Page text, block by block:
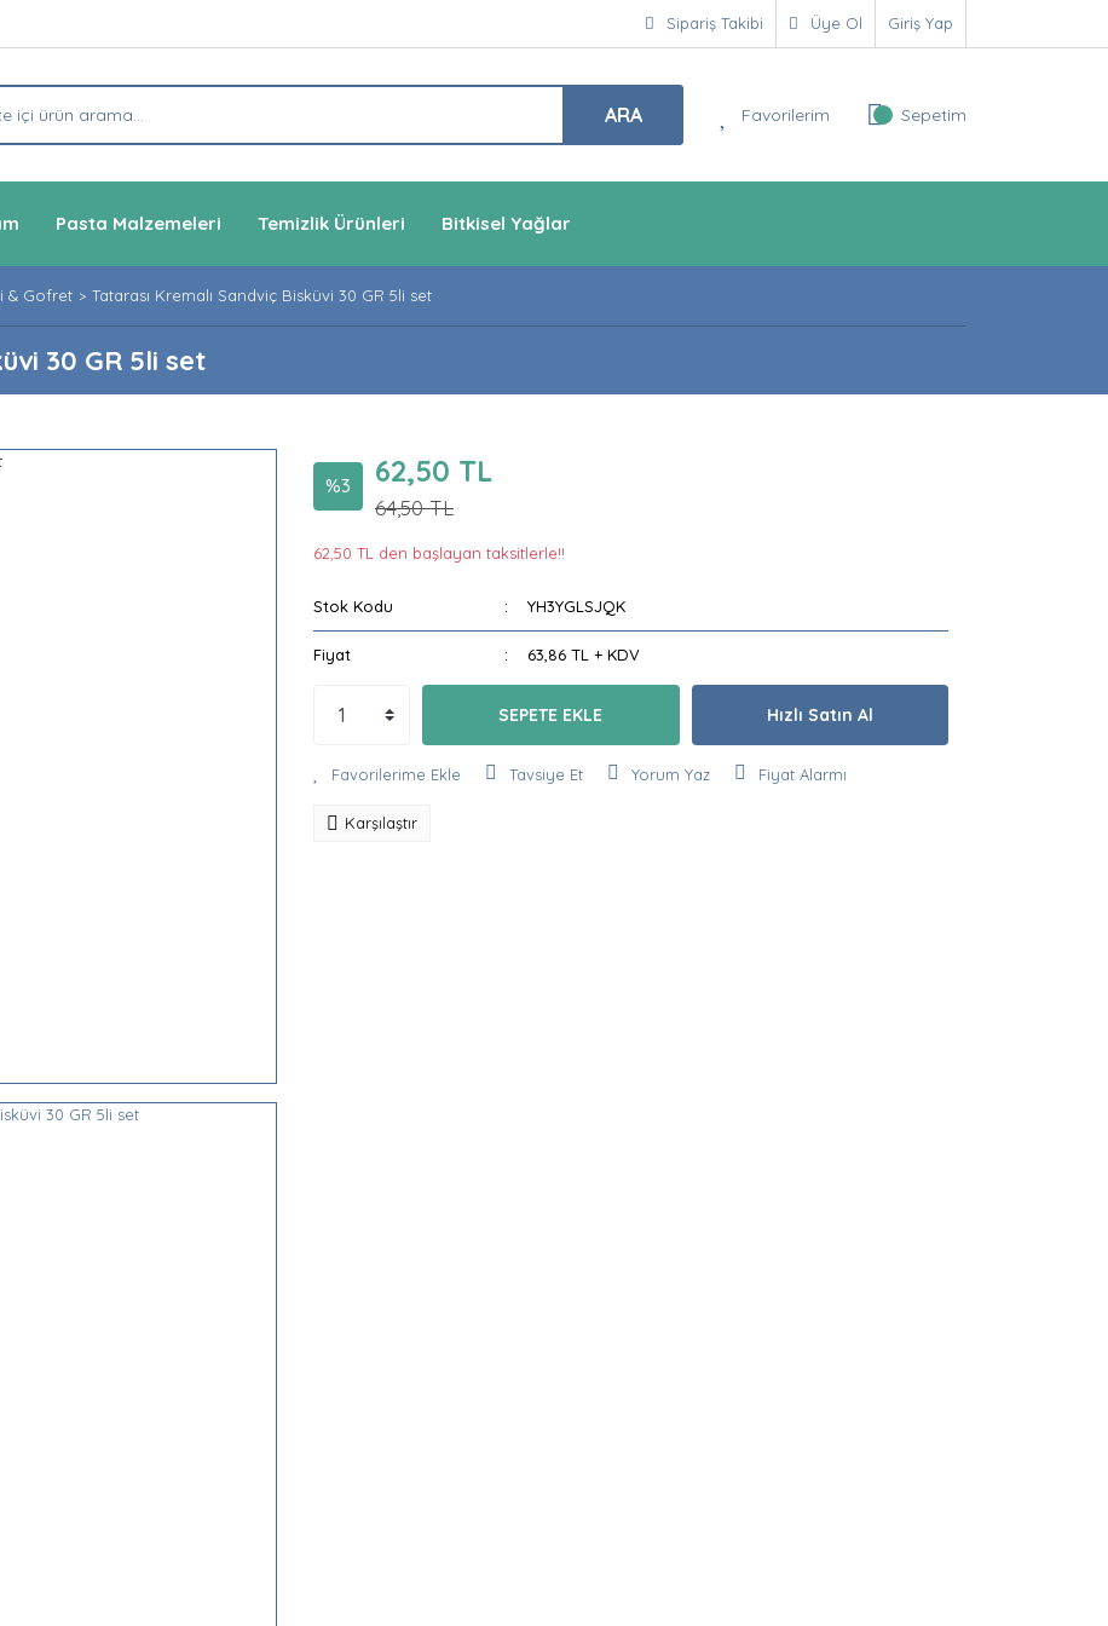
Sipariş Takibi Üye Ol Giriş Yap
ARA Favorilerim Sepetim
Pasta Malzemeleri Temizlik Ürünleri Bitkisel Yağlar
& Gofret Tatarası Kremalı Sandviç Bisküvi 30 GR 5li set
30 GR 5li set
%3 62,50 TL
64,50 TL
62,50 TL den başlayan taksitlerle!!
Stok Kodu YH3YGLSJQK
Fiyat 63,86 TL + KDV
SEPETE EKLE Hızlı Satın Al
Tavsiye Et Yorum Yaz Fiyat Alarmı
Karşılaştır